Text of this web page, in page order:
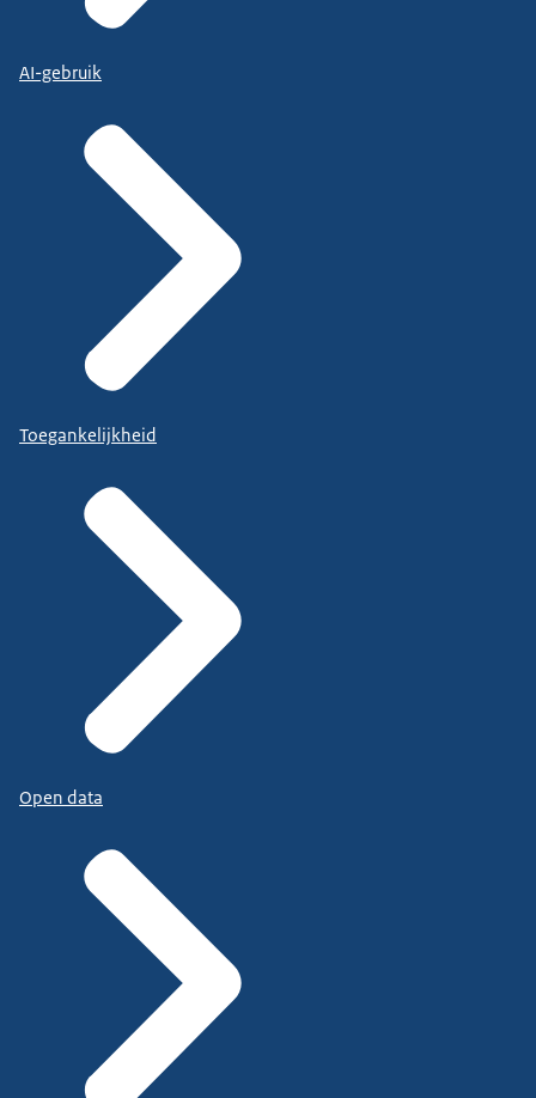
AI-gebruik
Toegankelijkheid
Open data